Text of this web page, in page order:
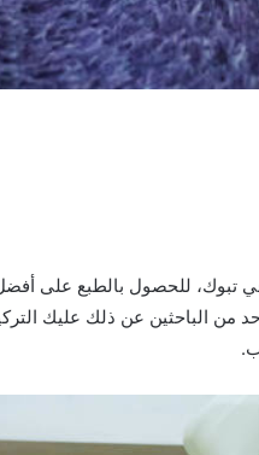
تبوك، للحصول بالطبع على
الباحثين عن ذلك عليك